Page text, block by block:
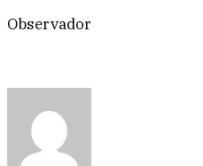
Observador